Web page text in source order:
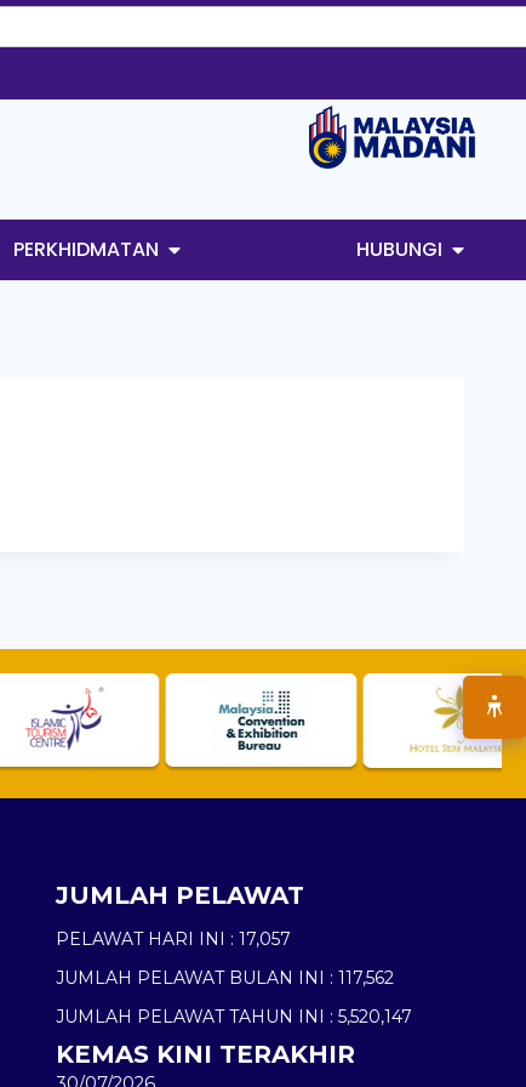
PERKHIDMATAN HUBUNGI
JUMLAH PELAWAT
PELAWAT HARI INI : 17,057
JUMLAH PELAWAT BULAN INI : 117,562
JUMLAH PELAWAT TAHUN INI : 5,520,147
KEMAS KINI TERAKHIR